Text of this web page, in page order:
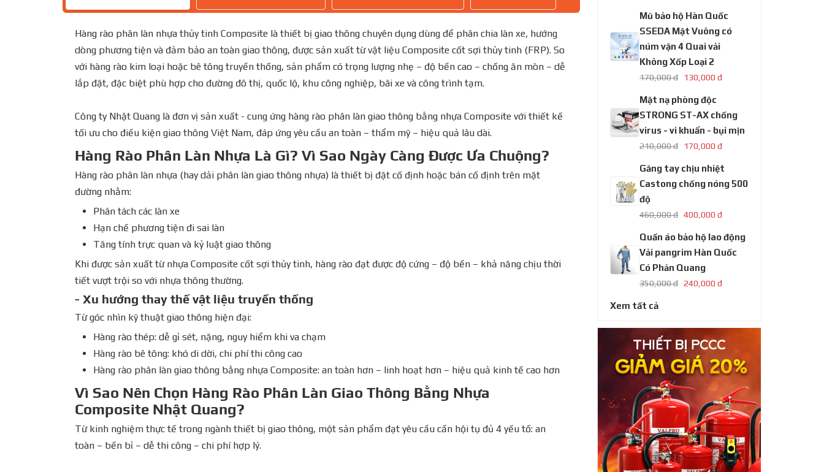
Hàng rào phân làn nhựa thủy tinh Composite là thiết bị giao thông chuyên dụng dùng để phân chia làn xe, hướng
dòng phương tiện và đảm bảo an toàn giao thông, được sản xuất từ vật liệu Composite cốt sợi thủy tinh (FRP). So
với hàng rào kim loại hoặc bê tông truyền thống, sản phẩm có trọng lượng nhẹ – độ bền cao – chống ăn mòn – dễ
lắp đặt, đặc biệt phù hợp cho đường đô thị, quốc lộ, khu công nghiệp, bãi xe và công trình tạm.
Công ty Nhật Quang là đơn vị sản xuất - cung ứng hàng rào phân làn giao thông bằng nhựa Composite với thiết kế
tối ưu cho điều kiện giao thông Việt Nam, đáp ứng yêu cầu an toàn – thẩm mỹ – hiệu quả lâu dài.
Hàng Rào Phân Làn Nhựa Là Gì? Vì Sao Ngày Càng Được Ưa Chuộng?
Hàng rào phân làn nhựa (hay dải phân làn giao thông nhựa) là thiết bị đặt cố định hoặc bán cố định trên mặt
đường nhằm:
Phân tách các làn xe
Hạn chế phương tiện đi sai làn
Tăng tính trực quan và kỷ luật giao thông
Khi được sản xuất từ nhựa Composite cốt sợi thủy tinh, hàng rào đạt được độ cứng – độ bền – khả năng chịu thời
tiết vượt trội so với nhựa thông thường.
- Xu hướng thay thế vật liệu truyền thống
Từ góc nhìn kỹ thuật giao thông hiện đại:
Hàng rào thép: dễ gỉ sét, nặng, nguy hiểm khi va chạm
Hàng rào bê tông: khó di dời, chi phí thi công cao
Hàng rào phân làn giao thông bằng nhựa Composite: an toàn hơn – linh hoạt hơn – hiệu quả kinh tế cao hơn
Vì Sao Nên Chọn Hàng Rào Phân Làn Giao Thông Bằng Nhựa
Composite Nhật Quang?
Từ kinh nghiệm thực tế trong ngành thiết bị giao thông, một sản phẩm đạt yêu cầu cần hội tụ đủ 4 yếu tố: an
toàn – bền bỉ – dễ thi công – chi phí hợp lý.
Mũ bảo hộ Hàn Quốc
SSEDA Mặt Vuông có
núm vặn 4 Quai vải
Không Xốp Loại 2
170,000 đ 130,000 đ
Mặt nạ phòng độc
STRONG ST-AX chống
virus - vi khuẩn - bụi mịn
210,000 đ 170,000 đ
Găng tay chịu nhiệt
Castong chống nóng 500
độ
460,000 đ 400,000 đ
Quần áo bảo hộ lao động
Vải pangrim Hàn Quốc
Có Phản Quang
350,000 đ 240,000 đ
Xem tất cả